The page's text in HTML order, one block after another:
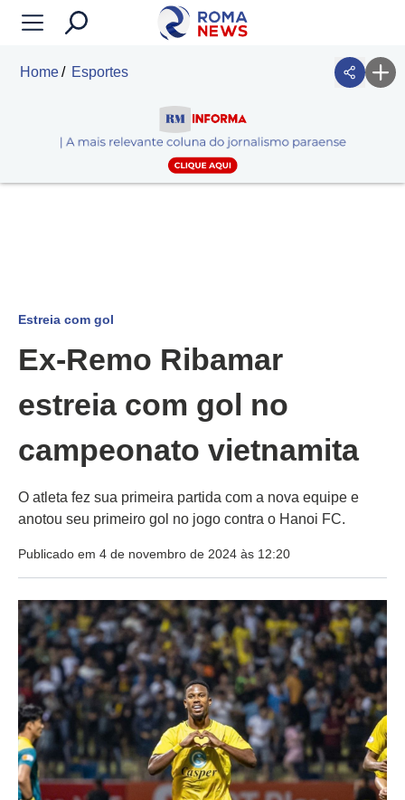
Home Esportes
Estreia com gol
Ex-Remo Ribamar
estreia com gol no
campeonato vietnamita
O atleta fez sua primeira partida com a nova equipe e
anotou seu primeiro gol no jogo contra o Hanoi FC.
Publicado em 4 de novembro de 2024 às 12:20